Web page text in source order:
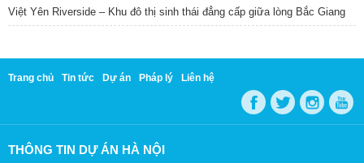
Việt Yên Riverside – Khu đô thị sinh thái đẳng cấp giữa lòng Bắc Giang
Trang chủ Tin tức Dự án Pháp lý Liên hệ
THÔNG TIN DỰ ÁN HÀ NỘI